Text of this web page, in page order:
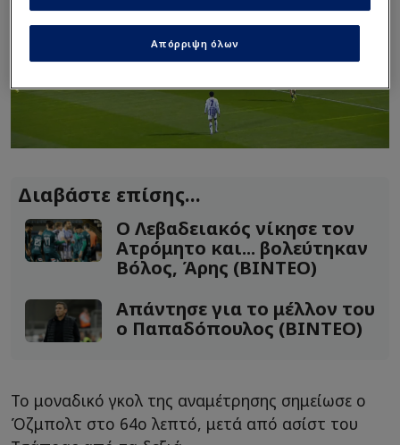
Διαβάστε επίσης...
Ο Λεβαδειακός νίκησε τον
Ατρόμητο και... βολεύτηκαν
Βόλος, Άρης (ΒΙΝΤΕΟ)
Απάντησε για το μέλλον του
ο Παπαδόπουλος (ΒΙΝΤΕΟ)
Το μοναδικό γκολ της αναμέτρησης σημείωσε ο
Όζμπολτ στο 64ο λεπτό, μετά από ασίστ του
Απόρριψη όλων